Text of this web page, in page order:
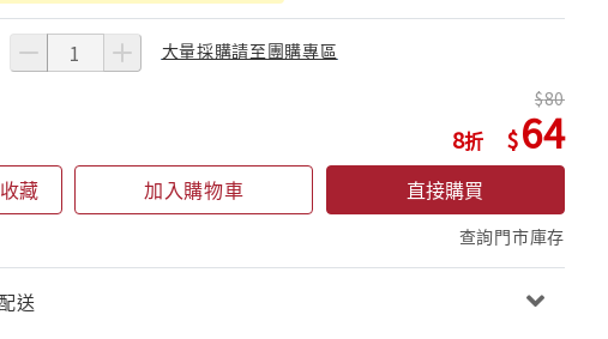
大量採購請至團購專區
8
80
64
收藏 加入購物車 直接購買
查詢門市庫存
送